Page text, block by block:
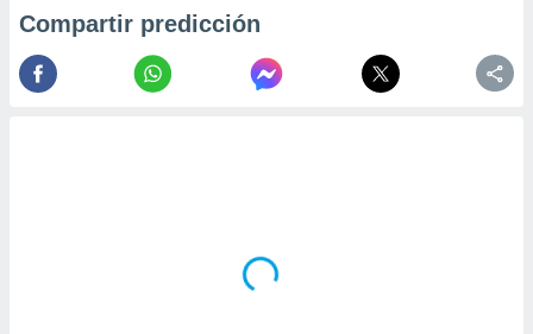
Compartir predicción